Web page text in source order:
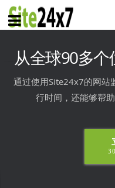
从全球90多
通过使用Site24x7的网站
行时间，还能够帮